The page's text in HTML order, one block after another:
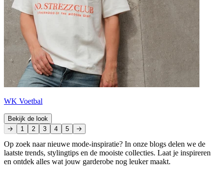
WK Voetbal
Bekijk de look
1
2 3 4 5
Op zoek naar nieuwe mode-inspiratie? In onze blogs delen we de
laatste trends, stylingtips en de mooiste collecties. Laat je inspireren
en ontdek alles wat jouw garderobe nog leuker maakt.